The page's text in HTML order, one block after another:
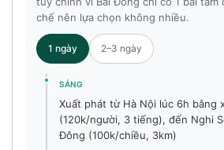
chế nên lựa chọn không nhiều.
1 ngày 2–3 ngày
SÁNG
Xuất phát từ Hà Nội lúc 6h bằng
(120k/người, 3 tiếng), đến Nghi
Đông (100k/chiều, 3km)